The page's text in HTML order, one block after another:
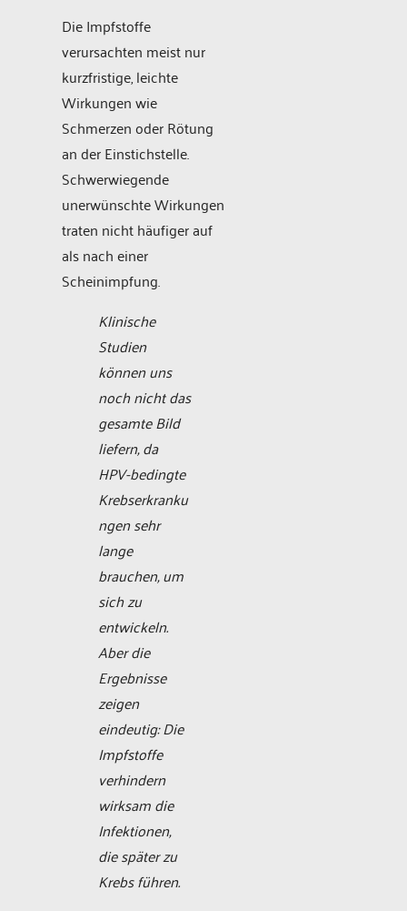
Die Impfstoffe
verursachten meist nur
kurzfristige, leichte
Wirkungen wie
Schmerzen oder Rötung
an der Einstichstelle.
Schwerwiegende
unerwünschte Wirkungen
traten nicht häufiger auf
als nach einer
Scheinimpfung.
Klinische
Studien
können uns
noch nicht das
gesamte Bild
liefern, da
HPV-bedingte
Krebserkranku
ngen sehr
lange
brauchen, um
sich zu
entwickeln.
Aber die
Ergebnisse
zeigen
eindeutig: Die
Impfstoffe
verhindern
wirksam die
Infektionen,
die später zu
Krebs führen.